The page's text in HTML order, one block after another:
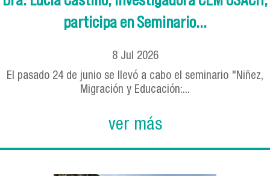
participa en Seminario...
8 Jul 2026
El pasado 24 de junio se llevó a cabo el seminario "Niñez,
Migración y Educación:...
ver más